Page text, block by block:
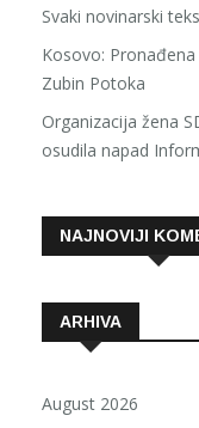
Svaki novinarski
Kosovo:
Zubin Potoka
Organizacija žena
osudila napad
NAJNOVIJI
ARHIVA
August 2026